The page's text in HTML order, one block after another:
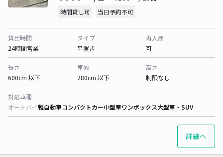
時間貸し可 当日予約不可
貸出時間
24時間営業
タイプ
平置き
再入庫
可
長さ
600cm 以下
車幅
280cm 以下
高さ
制限なし
対応車種
オートバイ軽自動車コンパクトカー中型車ワンボックス大型車・SUV
詳細へ